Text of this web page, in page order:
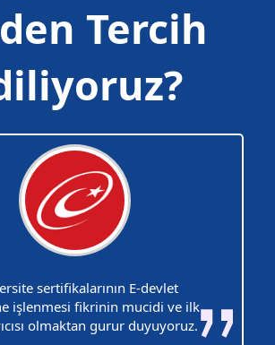
Tercih
sertifikalarının E-devlet
işlenmesi fikrinin mucidi ve ilk
olmaktan gurur duyuyoruz.